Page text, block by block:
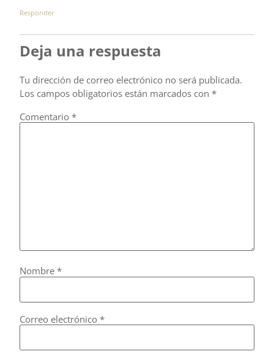
Responder
Deja una respuesta
Tu dirección de correo electrónico no será publicada.
Los campos obligatorios están marcados con *
Comentario *
Nombre *
Correo electrónico *